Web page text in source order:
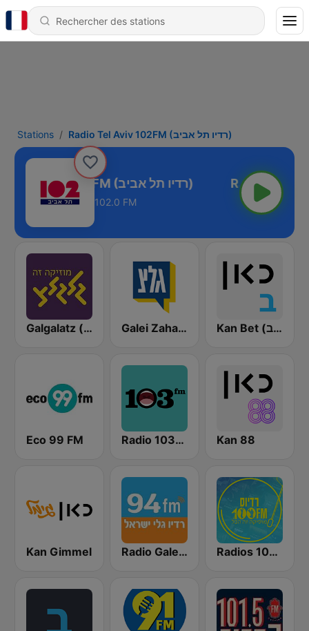
Stations Radio Tel Aviv 102FM (רדיו תל אביב)
Radio Tel Aviv 102FM (רדיו תל אביב)
102.0 FM
Galgalatz (גלגלצ רדיו) Galei Zahal (גלי צה"ל) Kan Bet (כאן ב' / רשת ב')
Eco 99 FM Radio 103FM Kan 88
Kan Gimmel Radio Galey Israel (רדיו גלי ישראל) Radios 100FM (רדיוס)